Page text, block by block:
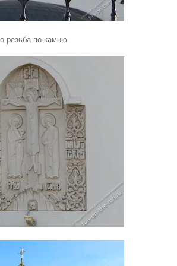
резьба по камню